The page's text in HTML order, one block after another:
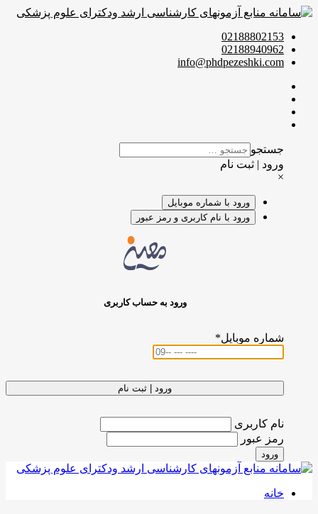
02188802153
02188940962
info@phdpezeshki.com
جستجو
ورود | ثبت نام
×
ورود با شماره موبایل
ورود با نام کاربری و رمز عبور
ورود به حساب کاربری
شماره موبایل*
ورود | ثبت نام
نام کاربری
رمز عبور
ورود
خانه